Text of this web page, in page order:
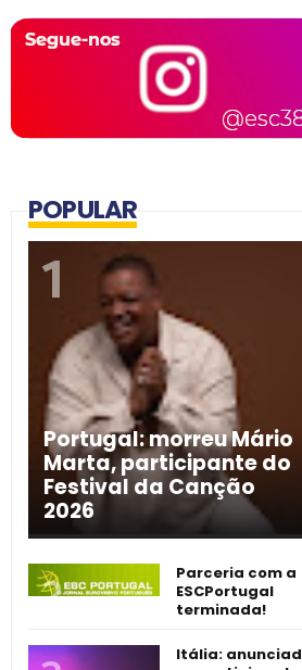
POPULAR
Portugal: morreu Mário
Marta, participante do
Festival da Canção
2026
Parceria com a
ESCPortugal
terminada!
Itália: